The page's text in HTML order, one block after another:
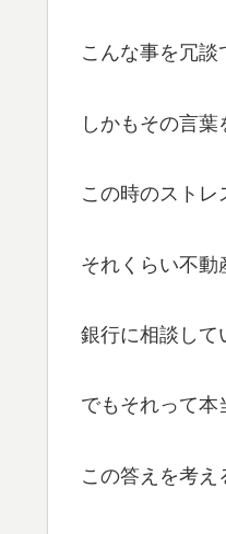
こんな事を冗談
しかもその言葉
この時のストレ
それくらい不動
銀行に相談して
でもそれって本
この答えを考え